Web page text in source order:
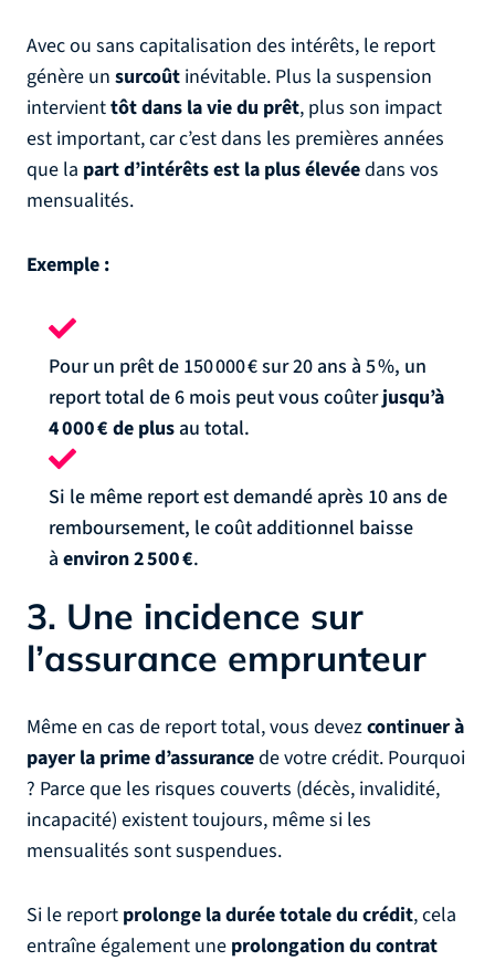
Avec ou sans capitalisation des intérêts, le report
génère un surcoût inévitable. Plus la suspension
intervienttôt dans la vie du prêt, plus son impact
est important, car c’est dans les premières années
que la part d’intérêts est la plus élevéedans vos
mensualités.
Exemple :
Pour un prêt de 150 000 € sur 20 ans à 5 %, un
report total de 6 mois peut vous coûterjusqu’à
4 000 € de plusau total.
Si le même report est demandé après 10 ans de
remboursement, le coût additionnel baisse
à environ 2 500 €.
3. Une incidence sur
l’assurance emprunteur
Même en cas de report total, vous devezcontinuer à
payer la prime d’assurancede votre crédit. Pourquoi
? Parce que les risques couverts (décès, invalidité,
incapacité) existent toujours, même si les
mensualités sont suspendues.
Si le report prolonge la durée totale du crédit, cela
entraîne également une prolongation du contrat